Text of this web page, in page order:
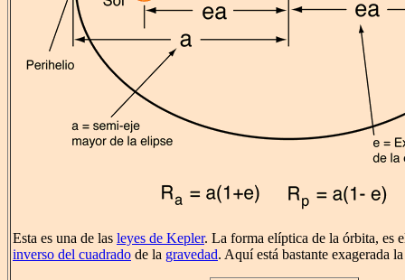
Esta es una de las leyes de Kepler. La forma elíptica de la órbita, es
inverso del cuadrado de la gravedad. Aquí está bastante exagerada